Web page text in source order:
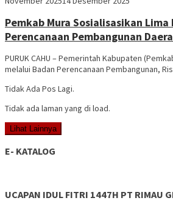
Pemkab Mura Sosialisasikan Lima
Perencanaan Pembangunan
PURUK CAHU – Pemerintah Kabupaten
melalui Badan Perencanaan Pembangunan,
Tidak Ada Pos Lagi.
Tidak ada laman yang di load.
Lihat Lainnya
E- KATALOG
UCAPAN IDUL FITRI 1447H PT RIMAU